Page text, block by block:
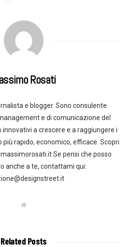
Rosati
e blogger. Sono consulente
e di comunicazione del
innovativi a crescere e a raggiungere i
rapido, economico, efficace. Scopri
Se pensi che posso
anche a te, contattami qui:
W
Related Posts